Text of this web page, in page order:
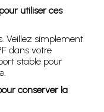
utiliser ces
Veillez simplement
dans votre
stable pour
conserver la